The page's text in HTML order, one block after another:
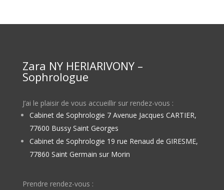
Zara NY HERIARIVONY –
Sophrologue
J’ai le plaisir de vous accueillir sur rendez-vous :
Cabinet de Sophrologie 7 Avenue Jacques CARTIER,
77600 Bussy Saint Georges
Cabinet de Sophrologie 19 rue Renaud de GIRESME,
77860 Saint Germain sur Morin
Prendre rendez-vous :